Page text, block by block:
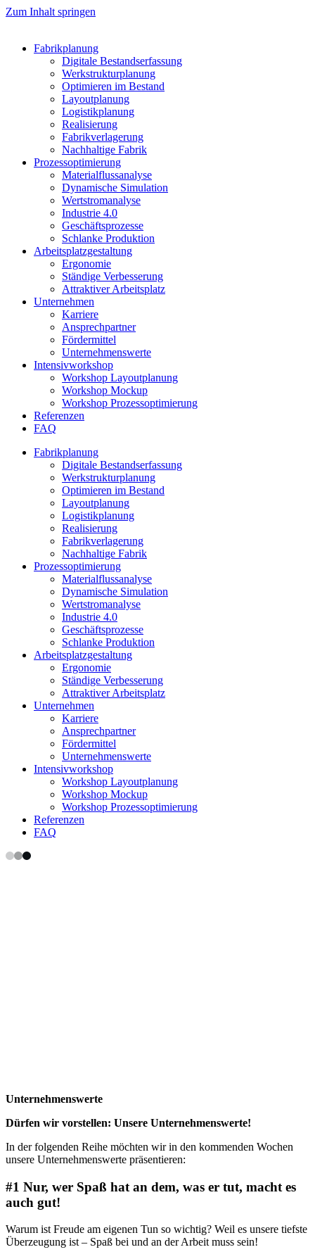
Zum Inhalt springen
Fabrikplanung
Digitale Bestandserfassung
Werkstrukturplanung
Optimieren im Bestand
Layoutplanung
Logistikplanung
Realisierung
Fabrikverlagerung
Nachhaltige Fabrik
Prozessoptimierung
Materialflussanalyse
Dynamische Simulation
Wertstromanalyse
Industrie 4.0
Geschäftsprozesse
Schlanke Produktion
Arbeitsplatzgestaltung
Ergonomie
Ständige Verbesserung
Attraktiver Arbeitsplatz
Unternehmen
Karriere
Ansprechpartner
Fördermittel
Unternehmenswerte
Intensivworkshop
Workshop Layoutplanung
Workshop Mockup
Workshop Prozessoptimierung
Referenzen
FAQ
Fabrikplanung
Digitale Bestandserfassung
Werkstrukturplanung
Optimieren im Bestand
Layoutplanung
Logistikplanung
Realisierung
Fabrikverlagerung
Nachhaltige Fabrik
Prozessoptimierung
Materialflussanalyse
Dynamische Simulation
Wertstromanalyse
Industrie 4.0
Geschäftsprozesse
Schlanke Produktion
Arbeitsplatzgestaltung
Ergonomie
Ständige Verbesserung
Attraktiver Arbeitsplatz
Unternehmen
Karriere
Ansprechpartner
Fördermittel
Unternehmenswerte
Intensivworkshop
Workshop Layoutplanung
Workshop Mockup
Workshop Prozessoptimierung
Referenzen
FAQ
Unter­neh­mens­wer­te
Dür­fen wir vor­stel­len: Unse­re Unternehmenswerte!
In der fol­gen­den Rei­he möch­ten wir in den kom­men­den Wochen
unse­re Unter­neh­mens­wer­te präsentieren:
#1 Nur, wer Spaß hat an dem, was er tut, macht es
auch gut!
War­um ist Freu­de am eige­nen Tun so wich­tig? Weil es unse­re tiefs­te
Über­zeu­gung ist – Spaß bei und an der Arbeit muss sein!